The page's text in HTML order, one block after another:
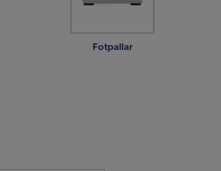
Fotpallar